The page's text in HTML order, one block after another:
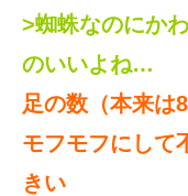
>蜘蛛なのにか
のいいよね…
足の数（本来は
モフモフにして
きい